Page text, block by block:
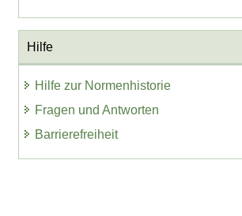
Hilfe
Hilfe zur Normenhistorie
Fragen und Antworten
Barrierefreiheit